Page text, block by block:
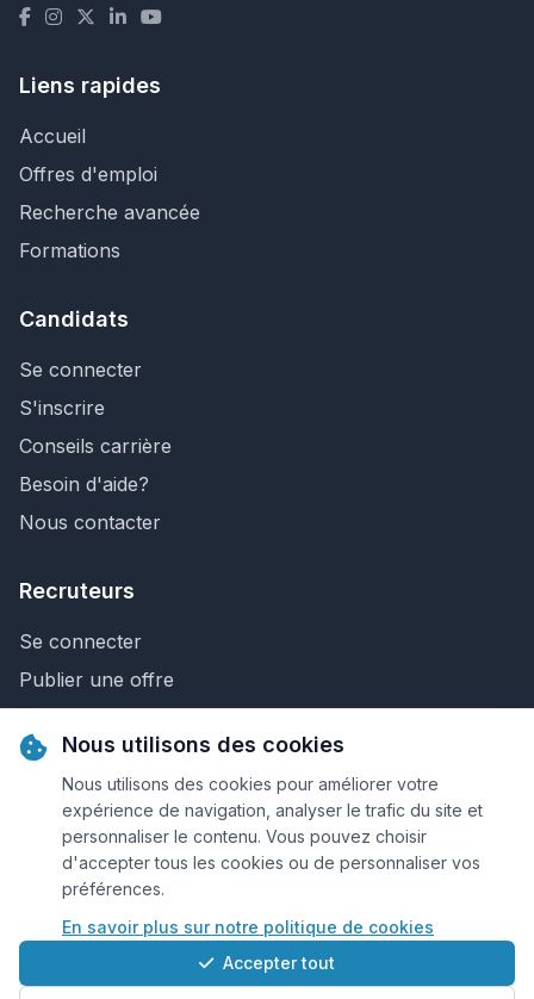
Liens rapides
Accueil
Offres d'emploi
Recherche avancée
Formations
Candidats
Se connecter
S'inscrire
Conseils carrière
Besoin d'aide?
Nous contacter
Recruteurs
Se connecter
Publier une offre
Nous contacter
© 2026 Keejob.com. Tous droits réservés.
Conditions et règlement
Cookies
Qui sommes-nous?
Nous utilisons des cookies
Nous utilisons des cookies pour améliorer votre
expérience de navigation, analyser le trafic du site et
personnaliser le contenu. Vous pouvez choisir
d'accepter tous les cookies ou de personnaliser vos
préférences.
En savoir plus sur notre politique de cookies
Accepter tout